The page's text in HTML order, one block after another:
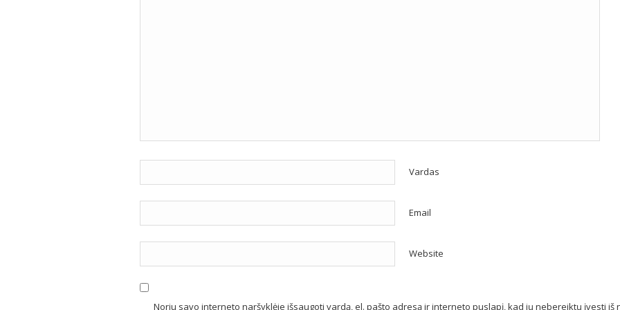
Vardas
Email
Website
Noriu savo interneto naršyklėje išsaugoti vardą, el. pašto adresą ir interneto puslapį, kad jų nebereiktų įvesti iš